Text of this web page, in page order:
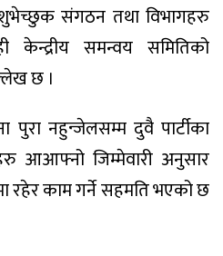
संगठन तथा विभागहरु
केन्द्रीय समन्वय समितिको
छ ।
पुरा नहुन्जेलसम्म दुवै पार्टीका
आआफ्नो जिम्मेवारी अनुसार
रहेर काम गर्ने सहमति भएको छ